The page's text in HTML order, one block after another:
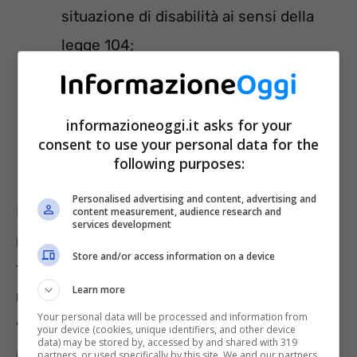
situazione di disabilità ai sensi della
legge 104;
ed essere lavoratrici dipendenti o
licenziate da imprese per le quali vi è
un tavolo di confronto per la gestione
della crisi aziendale.
I requisiti e le condizioni valgono anche per il
personale della scuola e per quello dell’Alta
formazione artistica, musicale e coreutica
(AFAM) e non sono oggetto di ulteriore
verifica alla decorrenza del trattamento
informazioneoggi.it asks for your
consent to use your personal data for the
following purposes:
Personalised advertising and content, advertising and
content measurement, audience research and
services development
Store and/or access information on a device
Learn more
Your personal data will be processed and information from
your device (cookies, unique identifiers, and other device
data) may be stored by, accessed by and shared with 319